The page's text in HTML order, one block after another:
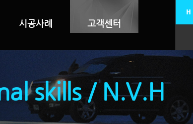
시공사례 고객센터
skills / N.V.H